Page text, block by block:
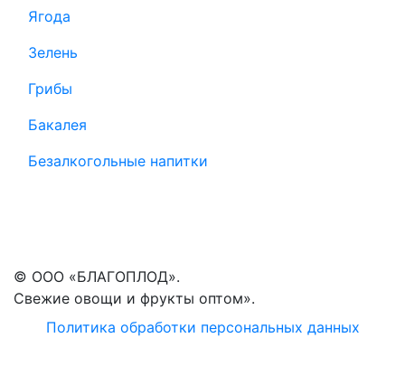
Ягода
Зелень
Грибы
Бакалея
Безалкогольные напитки
© ООО «БЛАГОПЛОД».
Свежие овощи и фрукты оптом».
Политика обработки персональных данных